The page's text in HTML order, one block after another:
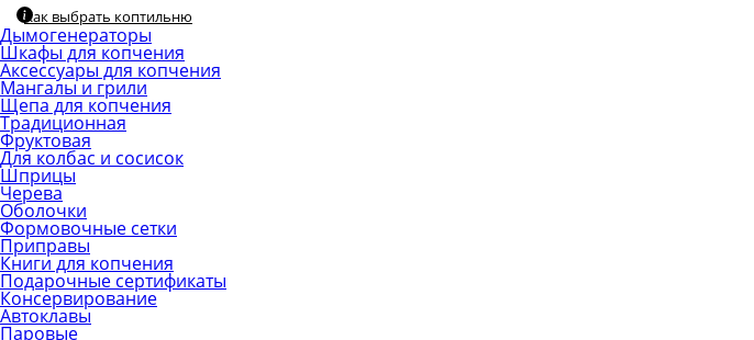
Как выбрать коптильню
Дымогенераторы
Шкафы для копчения
Аксессуары для копчения
Мангалы и грили
Щепа для копчения
Традиционная
Фруктовая
Для колбас и сосисок
Шприцы
Черева
Оболочки
Формовочные сетки
Приправы
Книги для копчения
Подарочные сертификаты
Консервирование
Автоклавы
Паровые